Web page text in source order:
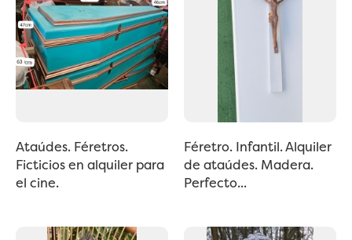
Ataúdes. Féretros.
Ficticios en alquiler para
el cine.
Féretro. Infantil. Alquiler
de ataúdes. Madera.
Perfecto...